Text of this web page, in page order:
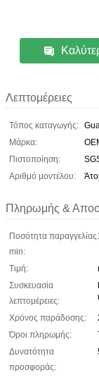
Λεπτομέρειες
Τόπος καταγωγής:
Μάρκα:
Πιστοποίηση:
Αριθμό μοντέλου:
Πληρωμής &
Ποσότητα παραγγελίας
min:
Τιμή:
Συσκευασία
λεπτομέρειες:
Χρόνος παράδοσης:
Όροι πληρωμής:
Δυνατότητα
προσφοράς: